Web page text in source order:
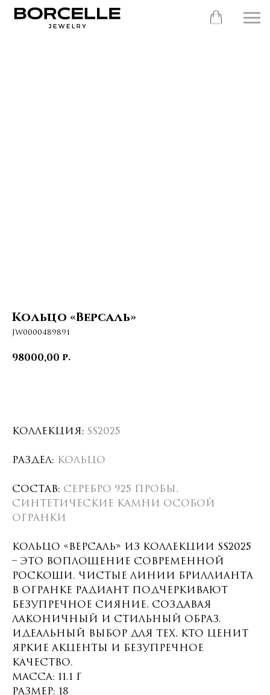
Кольцо «Версаль»
JW0000489891
98000,00 р.
Коллекция: SS2025
Раздел: Кольцо
Состав: Серебро 925 пробы,
синтетические камни особой
огранки
Кольцо «Версаль» из коллекции SS2025
– это воплощение современной
роскоши. Чистые линии бриллианта
в огранке радиант подчеркивают
безупречное сияние, создавая
лаконичный и стильный образ.
Идеальный выбор для тех, кто ценит
яркие акценты и безупречное
качество.
Масса: 11.1 г
Размер: 18